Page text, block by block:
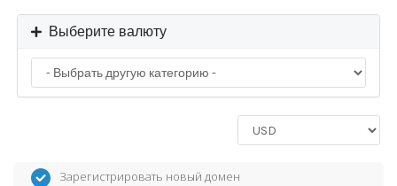
Выберите валюту
Зарегистрировать новый домен